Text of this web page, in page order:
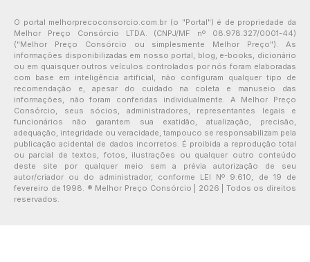
O portal melhorprecoconsorcio.com.br (o "Portal") é de propriedade da
Melhor Preço Consórcio LTDA. (CNPJ/MF nº 08.978.327/0001-44)
("Melhor Preço Consórcio ou simplesmente Melhor Preço"). As
informações disponibilizadas em nosso portal, blog, e-books, dicionário
ou em quaisquer outros veículos controlados por nós foram elaboradas
com base em inteligência artificial, não configuram qualquer tipo de
recomendação e, apesar do cuidado na coleta e manuseio das
informações, não foram conferidas individualmente. A Melhor Preço
Consórcio, seus sócios, administradores, representantes legais e
funcionários não garantem sua exatidão, atualização, precisão,
adequação, integridade ou veracidade, tampouco se responsabilizam pela
publicação acidental de dados incorretos. É proibida a reprodução total
ou parcial de textos, fotos, ilustrações ou qualquer outro conteúdo
deste site por qualquer meio sem a prévia autorização de seu
autor/criador ou do administrador, conforme LEI Nº 9.610, de 19 de
fevereiro de 1998. ® Melhor Preço Consórcio | 2026 | Todos os direitos
reservados.